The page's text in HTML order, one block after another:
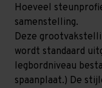
Hoeveel
samenstelling.
Deze
wordt standaard
legbordniveau
spaanplaat.) De